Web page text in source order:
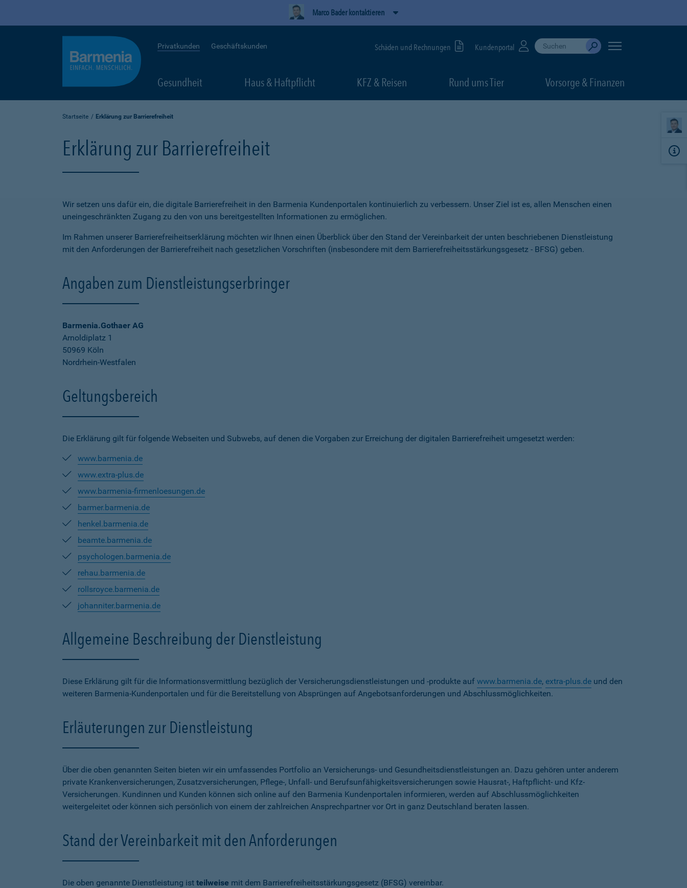
Marco Bader kontaktieren
Privatkunden Geschäftskunden Schäden und Rechnungen Kundenportal Suche durchführen
When autocomplete results are available, use
Absenden
Gesundheit Haus & Haftpflicht KFZ & Reisen Rund ums Tier Vorsorge & Finanzen
Startseite Erklärung zur Barrierefreiheit
Erklärung zur Barrierefreiheit
Wir setzen uns dafür ein, die digitale Barrierefreiheit in den Barmenia Kundenportalen kontinuierlich zu verbessern. Unser Ziel ist es, allen Menschen einen
uneingeschränkten Zugang zu den von uns bereitgestellten Informationen zu ermöglichen.
Im Rahmen unserer Barrierefreiheitserklärung möchten wir Ihnen einen Überblick über den Stand der Vereinbarkeit der unten beschriebenen Dienstleistung
mit den Anforderungen der Barrierefreiheit nach gesetzlichen Vorschriften (insbesondere mit dem Barrierefreiheitsstärkungsgesetz - BFSG) geben.
Angaben zum Dienstleistungserbringer
Barmenia.Gothaer AG
Arnoldiplatz 1
50969 Köln
Nordrhein-Westfalen
Geltungsbereich
Die Erklärung gilt für folgende Webseiten und Subwebs, auf denen die Vorgaben zur Erreichung der digitalen Barrierefreiheit umgesetzt werden:
www.barmenia.de
www.extra-plus.de
www.barmenia-firmenloesungen.de
barmer.barmenia.de
henkel.barmenia.de
beamte.barmenia.de
psychologen.barmenia.de
rehau.barmenia.de
rollsroyce.barmenia.de
johanniter.barmenia.de
Allgemeine Beschreibung der Dienstleistung
Diese Erklärung gilt für die Informationsvermittlung bezüglich der Versicherungsdienstleistungen und -produkte auf www.barmenia.de, extra-plus.de und den
weiteren Barmenia-Kundenportalen und für die Bereitstellung von Absprüngen auf Angebotsanforderungen und Abschlussmöglichkeiten.
Erläuterungen zur Dienstleistung
Über die oben genannten Seiten bieten wir ein umfassendes Portfolio an Versicherungs- und Gesundheitsdienstleistungen an. Dazu gehören unter anderem
private Krankenversicherungen, Zusatzversicherungen, Pflege-, Unfall- und Berufsunfähigkeitsversicherungen sowie Hausrat-, Haftpflicht- und Kfz-
Versicherungen. Kundinnen und Kunden können sich online auf den Barmenia Kundenportalen informieren, werden auf Abschlussmöglichkeiten
weitergeleitet oder können sich persönlich von einem der zahlreichen Ansprechpartner vor Ort in ganz Deutschland beraten lassen.
Stand der Vereinbarkeit mit den Anforderungen
Die oben genannte Dienstleistung ist teilweise mit dem Barrierefreiheitsstärkungsgesetz (BFSG) vereinbar.